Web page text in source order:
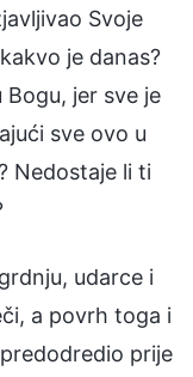
Svoje
je danas?
Bogu, jer sve je
sve ovo u
Nedostaje li ti
udarce i
a povrh toga i
prije